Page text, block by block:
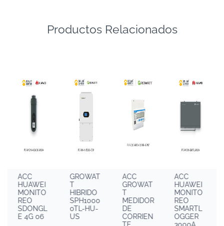
Productos Relacionados
ACC
HUAWEI
MONITO
REO
SDONGL
E 4G 06
GROWAT
T
HIBRIDO
SPH1000
0TL-HU-
US
ACC
GROWAT
T
MEDIDOR
DE
CORRIEN
TE
ACC
HUAWEI
MONITO
REO
SMARTL
OGGER
3000A